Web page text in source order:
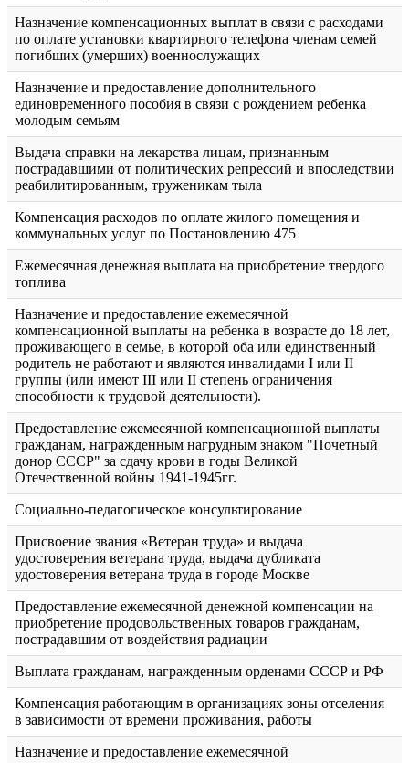
Назначение компенсационных выплат в связи с расходами
по оплате установки квартирного телефона членам семей
погибших (умерших) военнослужащих
Назначение и предоставление дополнительного
единовременного пособия в связи с рождением ребенка
молодым семьям
Выдача справки на лекарства лицам, признанным
пострадавшими от политических репрессий и впоследствии
реабилитированным, труженикам тыла
Компенсация расходов по оплате жилого помещения и
коммунальных услуг по Постановлению 475
Ежемесячная денежная выплата на приобретение твердого
топлива
Назначение и предоставление ежемесячной
компенсационной выплаты на ребенка в возрасте до 18 лет,
проживающего в семье, в которой оба или единственный
родитель не работают и являются инвалидами I или II
группы (или имеют III или II степень ограничения
способности к трудовой деятельности).
Предоставление ежемесячной компенсационной выплаты
гражданам, награжденным нагрудным знаком "Почетный
донор СССР" за сдачу крови в годы Великой
Отечественной войны 1941-1945гг.
Социально-педагогическое консультирование
Присвоение звания «Ветеран труда» и выдача
удостоверения ветерана труда, выдача дубликата
удостоверения ветерана труда в городе Москве
Предоставление ежемесячной денежной компенсации на
приобретение продовольственных товаров гражданам,
пострадавшим от воздействия радиации
Выплата гражданам, награжденным орденами СССР и РФ
Компенсация работающим в организациях зоны отселения
в зависимости от времени проживания, работы
Назначение и предоставление ежемесячной